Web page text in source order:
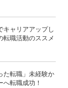
キャリアアップし
転職活動のススメ
た転職」未経験か
転職成功！